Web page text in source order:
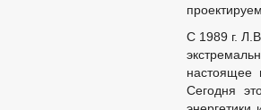
С 1989 г.
настоящее
Сегодня